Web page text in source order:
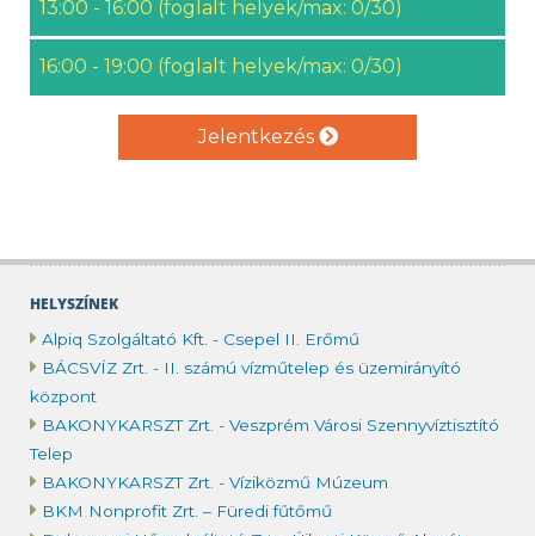
HELYSZÍNEK
Alpiq Szolgáltató Kft. - Csepel II. Erőmű
BÁCSVÍZ Zrt. - II. számú vízműtelep és üzemirányító
központ
BAKONYKARSZT Zrt. - Veszprém Városi Szennyvíztisztító
Telep
BAKONYKARSZT Zrt. - Víziközmű Múzeum
BKM Nonprofit Zrt. – Füredi fűtőmű
13:00 - 16:00 (foglalt helyek/max: 0/30)
16:00 - 19:00 (foglalt helyek/max: 0/30)
Jelentkezés